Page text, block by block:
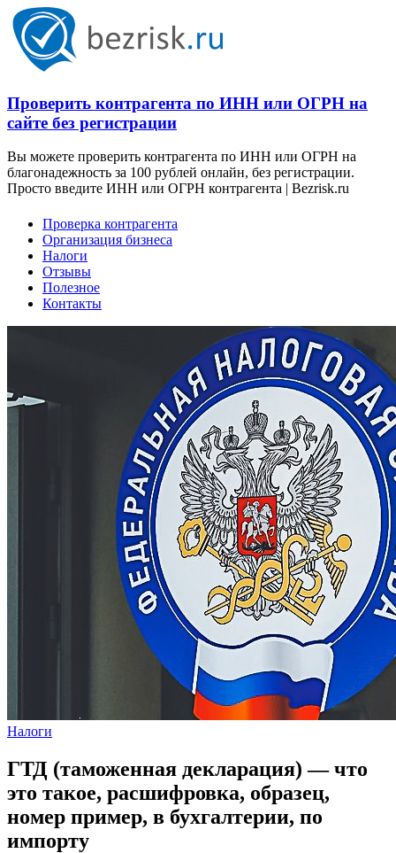
Проверить контрагента по ИНН или ОГРН на
сайте без регистрации
Вы можете проверить контрагента по ИНН или ОГРН на
благонадежность за 100 рублей онлайн, без регистрации.
Просто введите ИНН или ОГРН контрагента | Bezrisk.ru
Проверка контрагента
Организация бизнеса
Налоги
Отзывы
Полезное
Контакты
Налоги
ГТД (таможенная декларация) — что
это такое, расшифровка, образец,
номер пример, в бухгалтерии, по
импорту